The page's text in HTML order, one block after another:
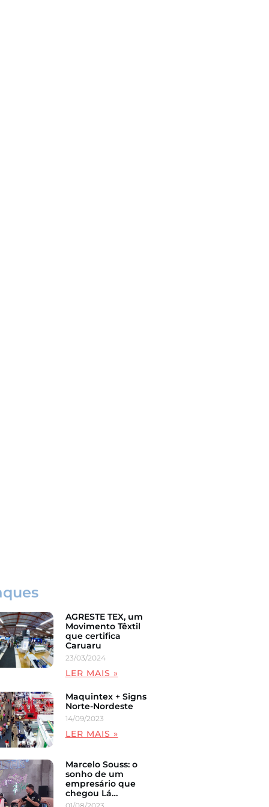
AGRESTE TEX, um
Movimento Têxtil
que certifica
Caruaru
23/03/2024
LER MAIS »
Maquintex + Signs
Norte-Nordeste
14/09/2023
LER MAIS »
Marcelo Souss: o
sonho de um
empresário que
chegou Lá…